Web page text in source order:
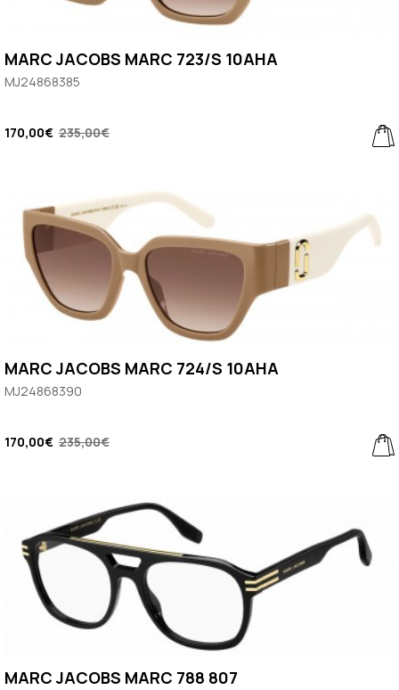
MARC JACOBS MARC 723/S 10AHA
MJ24868385
170,00€ 235,00€
MARC JACOBS MARC 724/S 10AHA
MJ24868390
170,00€ 235,00€
MARC JACOBS MARC 788 807